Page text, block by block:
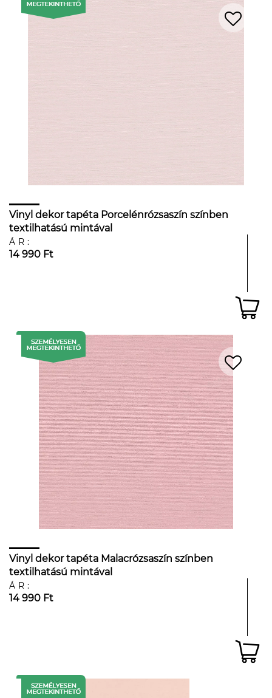
Vinyl dekor tapéta Porcelénrózsaszín színben
textilhatású mintával
ÁR:
14 990 Ft
Vinyl dekor tapéta Malacrózsaszín színben
textilhatású mintával
ÁR:
14 990 Ft